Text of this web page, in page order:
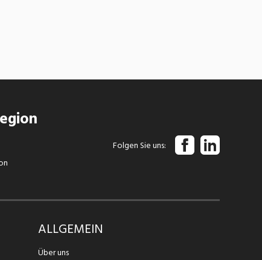
Folgen Sie uns
ALLGEMEIN
Über uns